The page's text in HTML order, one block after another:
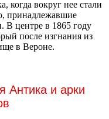
когда вокруг нее стали
принадлежавшие
В центре в 1865 году
после изгнания из
в Вероне.
Антика и арки